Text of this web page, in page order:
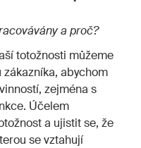
a proč?
totožnosti můžeme
abychom
zejména s
Účelem
a ujistit se, že
se vztahují